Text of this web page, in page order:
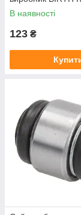
В наявності
123 ₴